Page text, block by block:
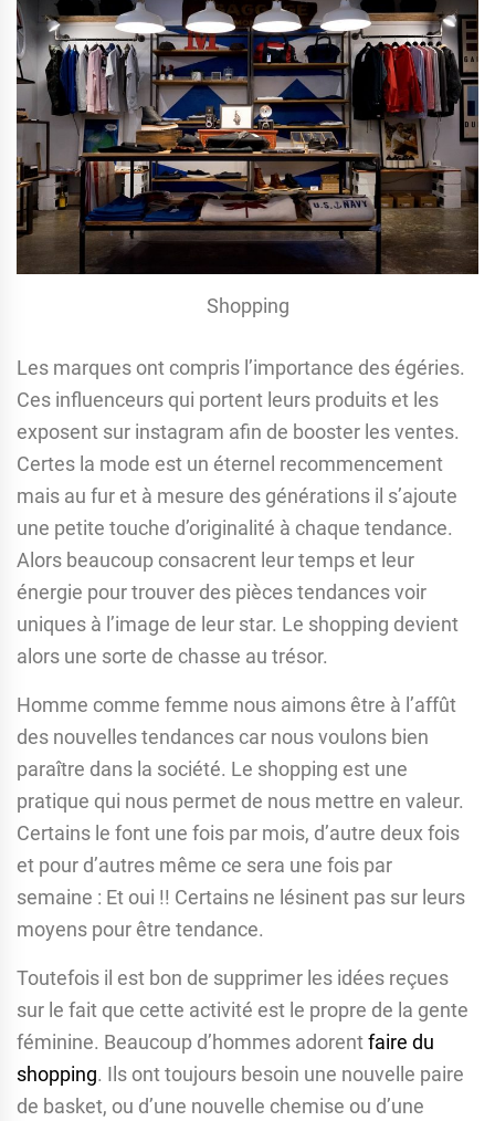
Shopping
Les marques ont compris l’importance des égéries.
Ces influenceurs qui portent leurs produits et les
exposent sur instagram afin de booster les ventes.
Certes la mode est un éternel recommencement
mais au fur et à mesure des générations il s’ajoute
une petite touche d’originalité à chaque tendance.
Alors beaucoup consacrent leur temps et leur
énergie pour trouver des pièces tendances voir
uniques à l’image de leur star. Le shopping devient
alors une sorte de chasse au trésor.
Homme comme femme nous aimons être à l’affût
des nouvelles tendances car nous voulons bien
paraître dans la société. Le shopping est une
pratique qui nous permet de nous mettre en valeur.
Certains le font une fois par mois, d’autre deux fois
et pour d’autres même ce sera une fois par
semaine : Et oui !! Certains ne lésinent pas sur leurs
moyens pour être tendance.
Toutefois il est bon de supprimer les idées reçues
sur le fait que cette activité est le propre de la gente
féminine. Beaucoup d’hommes adorentfaire du
shopping. Ils ont toujours besoin une nouvelle paire
de basket, ou d’une nouvelle chemise ou d’une